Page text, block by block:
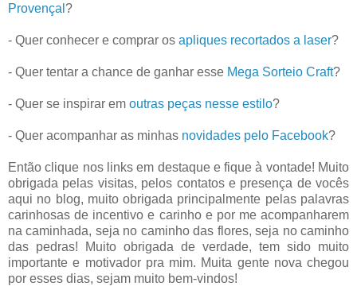
Provençal ?
- Quer conhecer e comprar os apliques recortados a laser?
- Quer tentar a chance de ganhar esse Mega Sorteio Craft?
- Quer se inspirar em outras peças nesse estilo?
- Quer acompanhar as minhas novidades pelo Facebook?
Então clique nos links em destaque e fique à vontade! Muito
obrigada pelas visitas, pelos contatos e presença de vocês
aqui no blog, muito obrigada principalmente pelas palavras
carinhosas de incentivo e carinho e por me acompanharem
na caminhada, seja no caminho das flores, seja no caminho
das pedras! Muito obrigada de verdade, tem sido muito
importante e motivador pra mim. Muita gente nova chegou
por esses dias, sejam muito bem-vindos!